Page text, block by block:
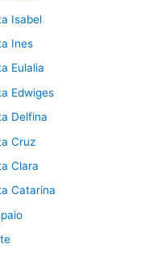
Isabel
Ines
Eulalia
Edwiges
Delfina
Cruz
Clara
Catarina